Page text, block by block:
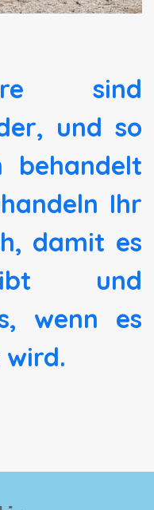
sind
und so
behandelt
Ihr
damit es
und
wenn es